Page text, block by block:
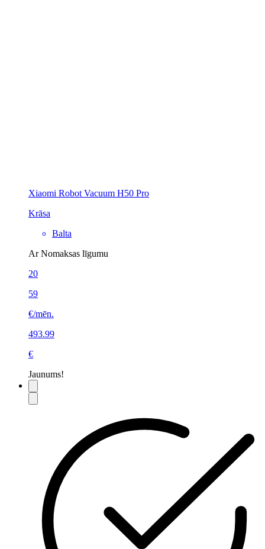
Xiaomi Robot Vacuum H50 Pro
Krāsa
Balta
Ar Nomaksas līgumu
20
59
€/mēn.
493.99
€
Jaunums!